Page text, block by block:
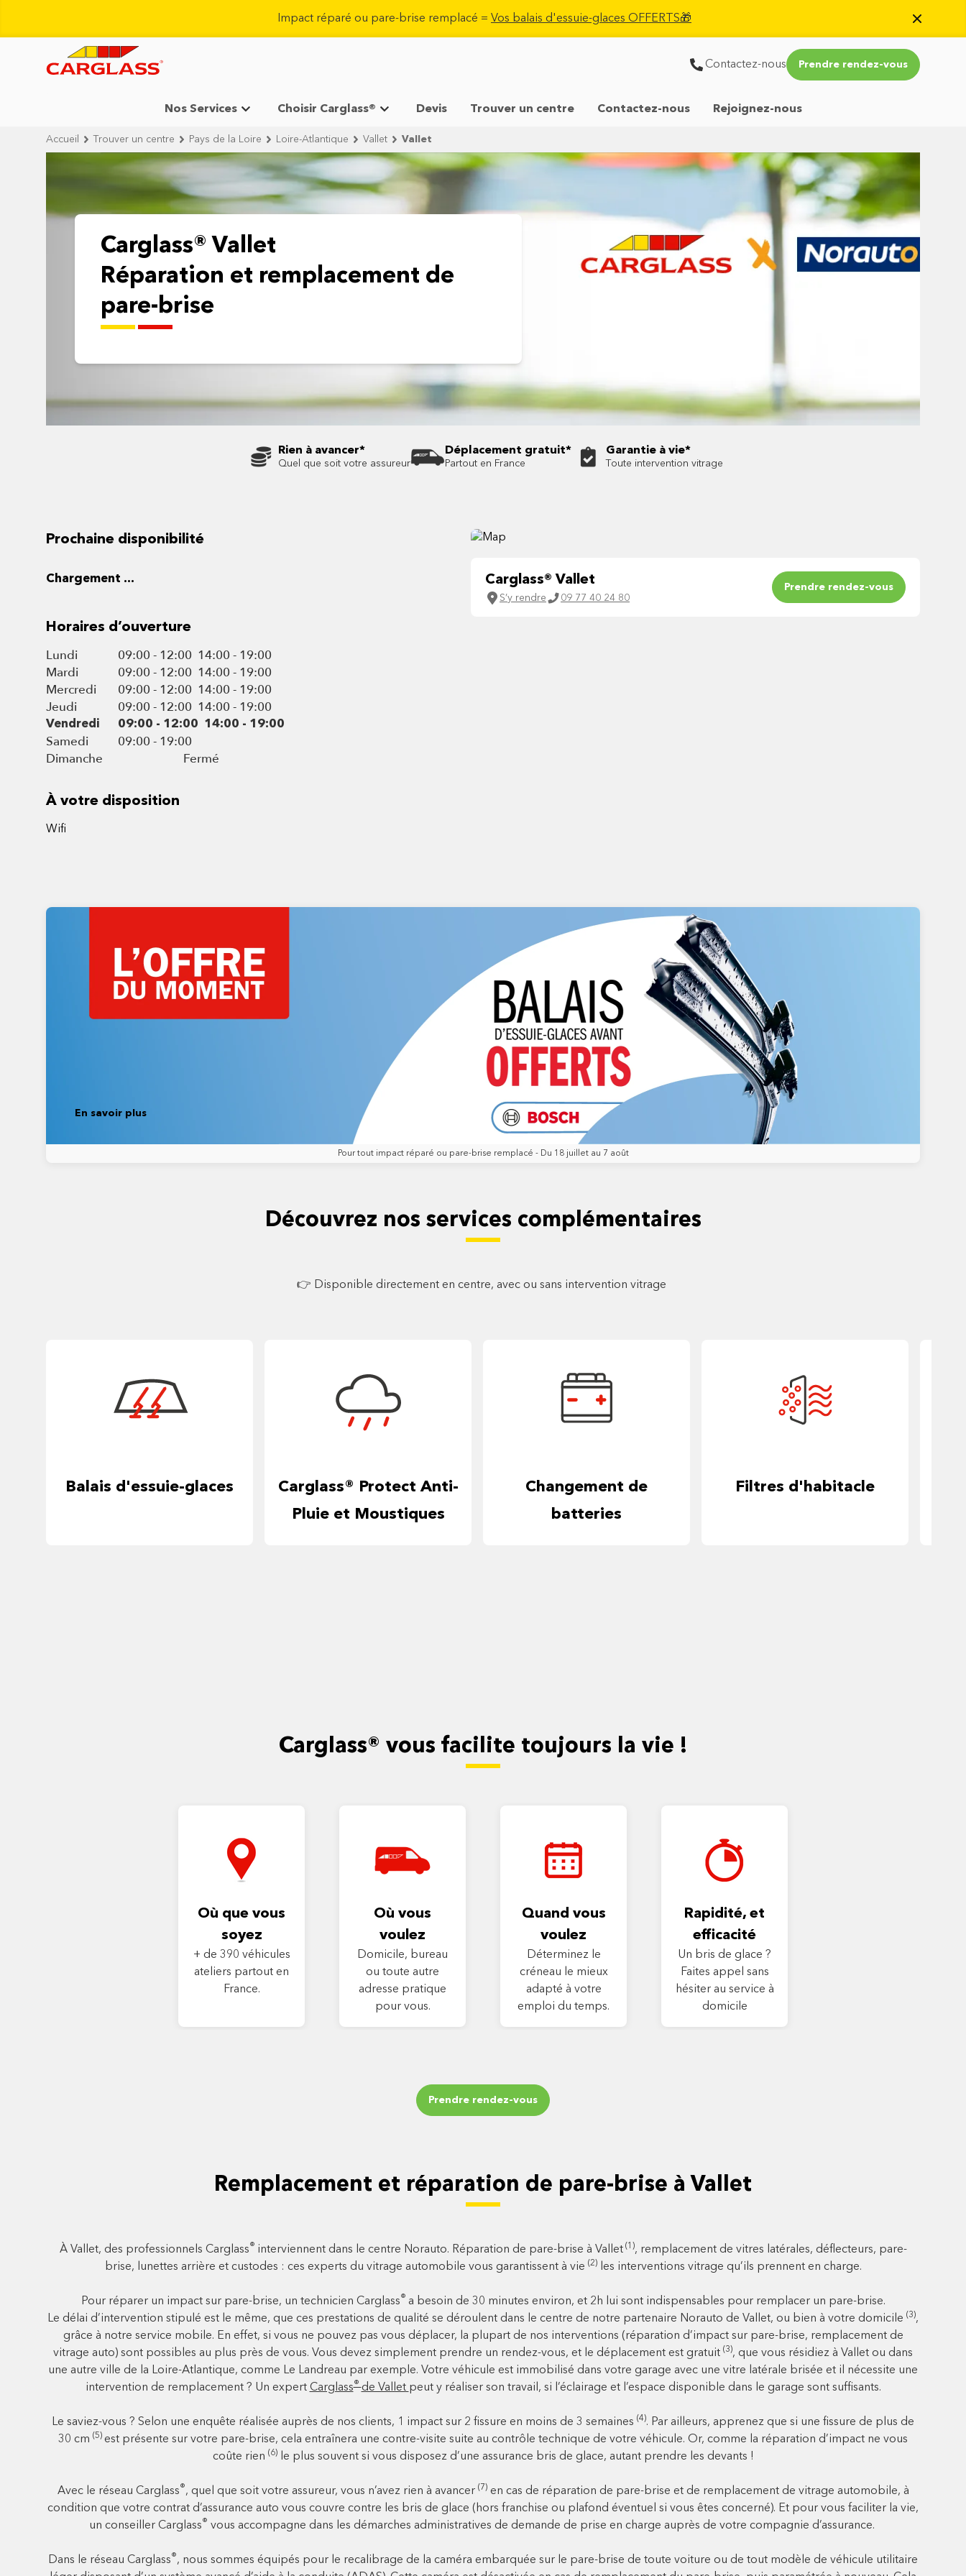
Impact réparé ou pare-brise remplacé = Vos balais d'essuie-glaces OFFERTS🎁
Contactez-nous Prendre rendez-vous
Nos Services Choisir Carglass® Devis Trouver un centre Contactez-nous Rejoignez-nous
Accueil Trouver un centre Pays de la Loire Loire-Atlantique Vallet Vallet
Carglass® Vallet
Réparation et remplacement de
pare-brise
Rien à avancer*
Quel que soit votre assureur
Déplacement gratuit*
Partout en France
Garantie à vie*
Toute intervention vitrage
Prochaine disponibilité
Chargement ...
Horaires d’ouverture
Lundi 09:00 - 12:00 14:00 - 19:00
Mardi
09:00 - 12:00 14:00 - 19:00
Mercredi
09:00 - 12:00 14:00 - 19:00
Jeudi
09:00 - 12:00 14:00 - 19:00
Vendredi 09:00 - 12:00 14:00 - 19:00
Samedi
09:00 - 19:00
Dimanche
Fermé
À votre disposition
Wifi
Carglass® Vallet
S’y rendre 09 77 40 24 80
Prendre rendez-vous
En savoir plus
Pour tout impact réparé ou pare-brise remplacé - Du 18 juillet au 7 août
Découvrez nos services complémentaires
👉 Disponible directement en centre, avec ou sans intervention vitrage
Balais d'essuie-glaces
Carglass® Protect Anti-
Pluie et Moustiques
Changement de
batteries
Filtres d'habitacle
Carglass® vous facilite toujours la vie !
Où que vous
soyez
+ de 390 véhicules
ateliers partout en
France.
Où vous
voulez
Domicile, bureau
ou toute autre
adresse pratique
pour vous.
Quand vous
voulez
Déterminez le
créneau le mieux
adapté à votre
emploi du temps.
Rapidité, et
efficacité
Un bris de glace ?
Faites appel sans
hésiter au service à
domicile
Prendre rendez-vous
Remplacement et réparation de pare-brise à Vallet
À Vallet, des professionnels Carglass® interviennent dans le centre Norauto. Réparation de pare-brise à Vallet(1), remplacement de vitres latérales, déflecteurs, pare-
brise, lunettes arrière et custodes : ces experts du vitrage automobile vous garantissent à vie (2)les interventions vitrage qu’ils prennent en charge.
Pour réparer un impact sur pare-brise, un technicien Carglass® a besoin de 30 minutes environ, et 2h lui sont indispensables pour remplacer un pare-brise.
Le délai d’intervention stipulé est le même, que ces prestations de qualité se déroulent dans le centre de notre partenaire Norauto de Vallet, ou bien à votre domicile (3),
grâce à notre service mobile. En effet, si vous ne pouvez pas vous déplacer, la plupart de nos interventions (réparation d’impact sur pare-brise, remplacement de
vitrage auto) sont possibles au plus près de vous. Vous devez simplement prendre un rendez-vous, et le déplacement est gratuit (3), que vous résidiez à Vallet ou dans
une autre ville de la Loire-Atlantique, comme Le Landreau par exemple. Votre véhicule est immobilisé dans votre garage avec une vitre latérale brisée et il nécessite une
intervention de remplacement ? Un expert Carglass® de Vallet peut y réaliser son travail, si l’éclairage et l’espace disponible dans le garage sont suffisants.
Le saviez-vous ? Selon une enquête réalisée auprès de nos clients, 1 impact sur 2 fissure en moins de 3 semaines (4). Par ailleurs, apprenez que si une fissure de plus de
30 cm (5) est présente sur votre pare-brise, cela entraînera une contre-visite suite au contrôle technique de votre véhicule. Or, comme la réparation d’impact ne vous
coûte rien (6)le plus souvent si vous disposez d’une assurance bris de glace, autant prendre les devants !
Avec le réseau Carglass®, quel que soit votre assureur, vous n’avez rien à avancer (7)en cas de réparation de pare-brise et de remplacement de vitrage automobile, à
condition que votre contrat d’assurance auto vous couvre contre les bris de glace (hors franchise ou plafond éventuel si vous êtes concerné). Et pour vous faciliter la vie,
un conseiller Carglass® vous accompagne dans les démarches administratives de demande de prise en charge auprès de votre compagnie d’assurance.
Dans le réseau Carglass®, nous sommes équipés pour le recalibrage de la caméra embarquée sur le pare-brise de toute voiture ou de tout modèle de véhicule utilitaire